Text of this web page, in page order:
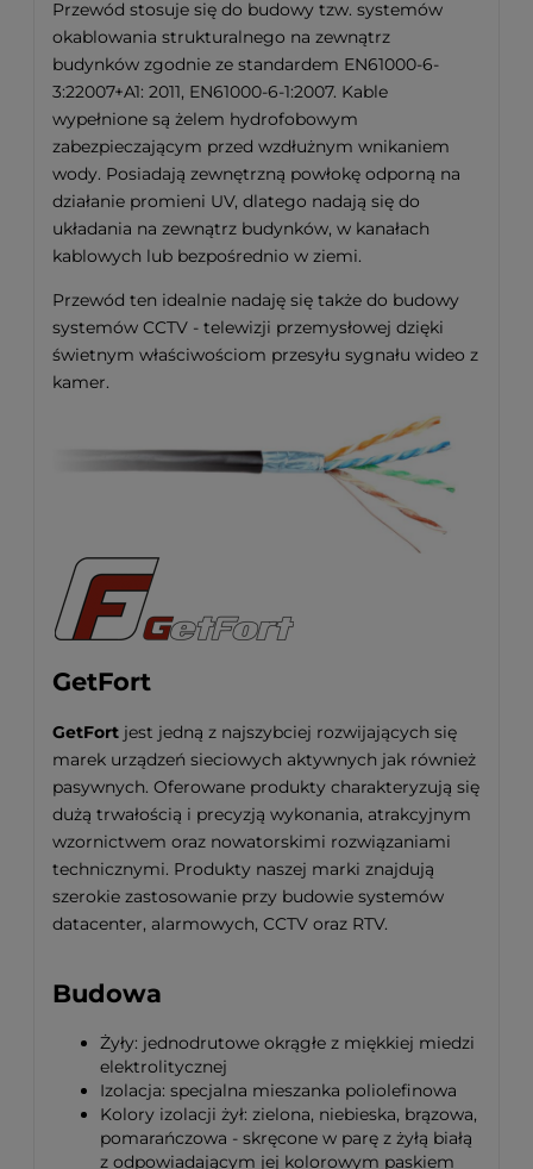
Przewód stosuje się do budowy tzw. systemów
okablowania strukturalnego na zewnątrz
budynków zgodnie ze standardem EN61000-6-
3:22007+A1: 2011, EN61000-6-1:2007. Kable
wypełnione są żelem hydrofobowym
zabezpieczającym przed wzdłużnym wnikaniem
wody. Posiadają zewnętrzną powłokę odporną na
działanie promieni UV, dlatego nadają się do
układania na zewnątrz budynków, w kanałach
kablowych lub bezpośrednio w ziemi.
Przewód ten idealnie nadaję się także do budowy
systemów CCTV - telewizji przemysłowej dzięki
świetnym właściwościom przesyłu sygnału wideo z
kamer.
GetFort
GetFort jest jedną z najszybciej rozwijających się
marek urządzeń sieciowych aktywnych jak również
pasywnych. Oferowane produkty charakteryzują się
dużą trwałością i precyzją wykonania, atrakcyjnym
wzornictwem oraz nowatorskimi rozwiązaniami
technicznymi. Produkty naszej marki znajdują
szerokie zastosowanie przy budowie systemów
datacenter, alarmowych, CCTV oraz RTV.
Budowa
Żyły: jednodrutowe okrągłe z miękkiej miedzi
elektrolitycznej
Izolacja: specjalna mieszanka poliolefinowa
Kolory izolacji żył: zielona, niebieska, brązowa,
pomarańczowa - skręcone w parę z żyłą białą
z odpowiadającym jej kolorowym paskiem